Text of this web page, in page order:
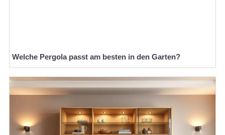
Welche Pergola passt am besten in den Garten?